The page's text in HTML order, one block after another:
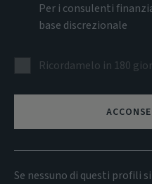
Per i consulenti
base discrezionale
Ricordamelo in 180
Se nessuno di questi profili